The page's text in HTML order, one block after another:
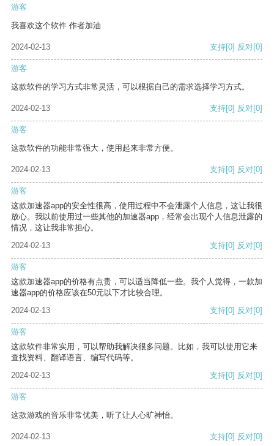
游客
我喜欢这个软件 作者加油
2024-02-13 支持[0] 反对[0]
游客
这款软件的学习方式非常灵活，可以根据自己的需求选择学习方式。
2024-02-13 支持[0] 反对[0]
游客
这款软件的功能非常强大，使用起来非常方便。
2024-02-13 支持[0] 反对[0]
游客
这款加速器app的安全性很高，使用过程中不会泄露个人信息，这让我很
放心。我以前使用过一些其他的加速器app，经常会出现个人信息泄露的
情况，这让我非常担心。
2024-02-13
支持[0] 反对[0]
游客
这款加速器app的价格有点贵，可以适当降低一些。我个人觉得，一款加
速器app的价格应该在50元以下才比较合理。
2024-02-13
支持[0] 反对[0]
游客
这款软件非常实用，可以帮助我解决很多问题。比如，我可以使用它来
查找资料、翻译语言、编写代码等。
2024-02-13
支持[0] 反对[0]
游客
这款游戏的音乐非常优美，听了让人心旷神怡。
2024-02-13 支持[0] 反对[0]